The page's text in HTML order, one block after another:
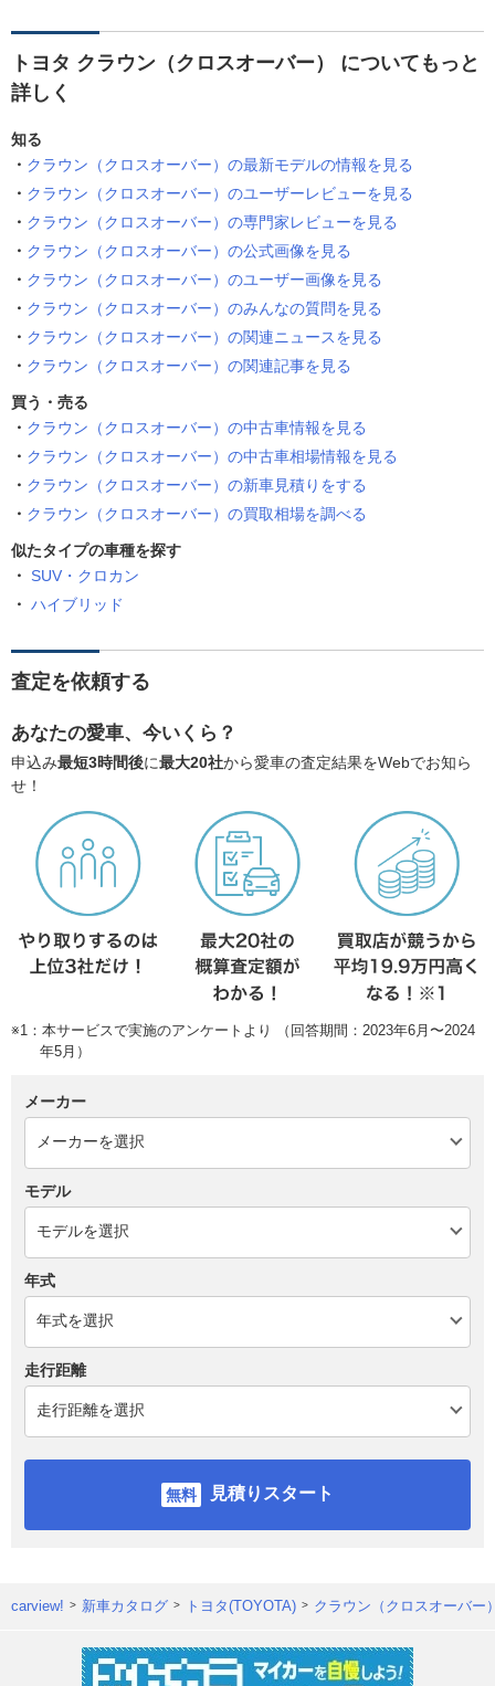
トヨタ クラウン（クロスオーバー） についてもっと
詳しく
知る
クラウン（クロスオーバー）の最新モデルの情報を見る
クラウン（クロスオーバー）のユーザーレビューを見る
クラウン（クロスオーバー）の専門家レビューを見る
クラウン（クロスオーバー）の公式画像を見る
クラウン（クロスオーバー）のユーザー画像を見る
クラウン（クロスオーバー）のみんなの質問を見る
クラウン（クロスオーバー）の関連ニュースを見る
クラウン（クロスオーバー）の関連記事を見る
買う・売る
クラウン（クロスオーバー）の中古車情報を見る
クラウン（クロスオーバー）の中古車相場情報を見る
クラウン（クロスオーバー）の新車見積りをする
クラウン（クロスオーバー）の買取相場を調べる
似たタイプの車種を探す
SUV・クロカン
ハイブリッド
査定を依頼する
あなたの愛車、今いくら？
申込み最短3時間後に最大20社から愛車の査定結果をWebでお知ら
せ！
※1：本サービスで実施のアンケートより （回答期間：2023年6月〜2024
年5月）
メーカー
モデル
年式
走行距離
見積りスタート
carview! 新車カタログ トヨタ(TOYOTA) クラウン（クロスオーバー